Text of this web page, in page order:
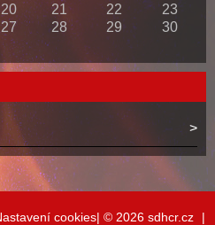
20 21 22
23
27 28 29
30
cookies| © 2026 sdhcr.cz
|